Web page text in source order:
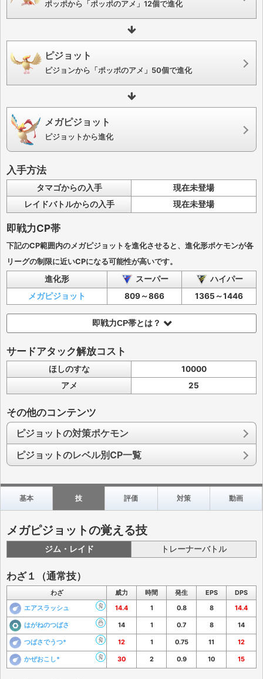
ポッポから「ポッポのアメ」12個で進化
ピジョット
ピジョンから「ポッポのアメ」50個で進化
メガピジョット
ピジョットから進化
入手方法
タマゴからの入手
現在未登場
レイドバトルからの入手
現在未登場
即戦力CP帯
下記のCP範囲内のメガピジョットを進化させると、進化形ポケモンが各
リーグの制限に近いCPになる可能性が高いです。
進化形 スーパー
ハイパー
メガピジョット
809～866 1365～1446
即戦力CP帯とは？
サードアタック解放コスト
ほしのすな
10000
アメ
25
その他のコンテンツ
ピジョットの対策ポケモン
ピジョットのレベル別CP一覧
基本 技 評価 対策 動画
メガピジョットの覚える技
ジム・レイド トレーナーバトル
わざ１（通常技）
わざ 威力 時間 発生 EPS
DPS
エアスラッシュ
14.4 1 0.8 8 14.4
はがねのつばさ 14 1 0.7 8 14
つばさでうつ* 12 1 0.75 11 12
かぜおこし* 30 2 0.9 10 15